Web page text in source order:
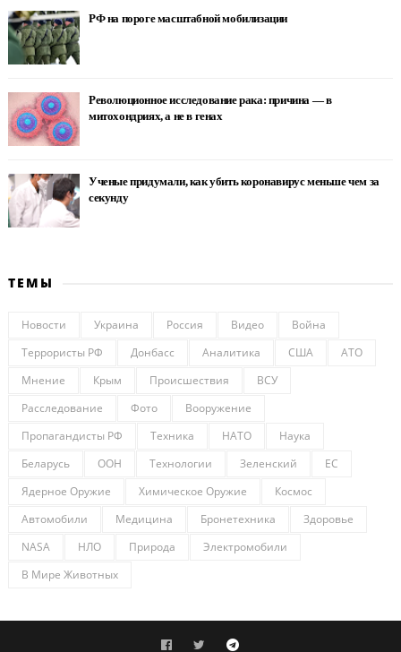
РФ на пороге масштабной мобилизации
Революционное исследование рака: причина — в
митохондриях, а не в генах
Ученые придумали, как убить коронавирус меньше чем за
секунду
ТЕМЫ
Новости Украина Россия Видео
Война
Террористы РФ
Донбасс Аналитика США
АТО
Мнение
Крым Происшествия
ВСУ
Расследование
Фото
Вооружение
Пропагандисты РФ
Техника НАТО
Наука
Беларусь
ООН Технологии Зеленский
ЕС
Ядерное Оружие
Химическое Оружие
Космос
Автомобили
Медицина Бронетехника
Здоровье
NASA
НЛО Природа
Электромобили
В Мире Животных